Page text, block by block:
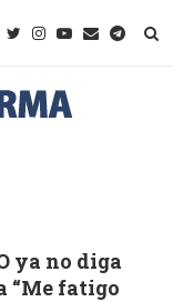
ya no diga
“Me fatigo